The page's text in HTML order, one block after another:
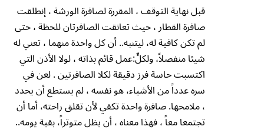
قبل نهاية التوقف ، المقررة لصافرة الورشة ، إنطلقت
صافرة القطار ، حيث تعانقت الصافرتان للحظة ، حتى
لم تكن كافية له، ليتنبه.. أن كل واحدة منهما ، تعني له
شيئا منفصلاً، ولكلٍّ:عمل قائم بذاته ، لولا الأذن التي
اكتسبت حاسة فرز دقيقة لكلا الصافرتين . لعن في
سره عدداً من الأشياء، هو نفسه ، لم يستطع أن يحدد
، ملامحها. صافرة واحدة تكفي لأن تقلق راحته، أما أن
تجتمعا معاً ، فهذا معناه ، أن يظل متوتراً، بقية يومه..